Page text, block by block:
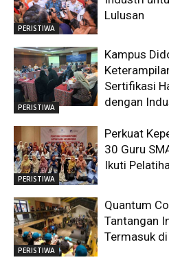
PERISTIWA
Lulusan
PERISTIWA
Kampus
Sertifikasi
dengan
PERISTIWA
Perkuat
30 Guru
Ikuti
PERISTIWA
Quantum
Tantangan
Termasuk